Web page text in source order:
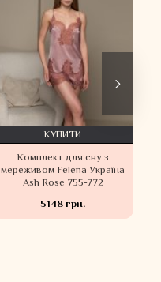
Комплект для сну з
мереживом Felena Україна
Ash Rose 755-772
5148 грн.
КУПИТИ